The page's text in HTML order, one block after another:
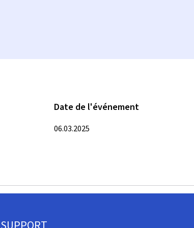
Date de l'événement
06.03.2025